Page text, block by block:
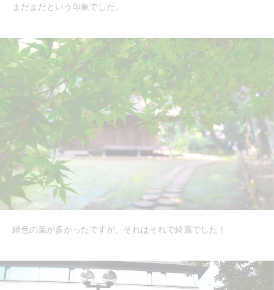
まだまだという印象でした。
緑色の葉が多かったですが、それはそれで綺麗でした！